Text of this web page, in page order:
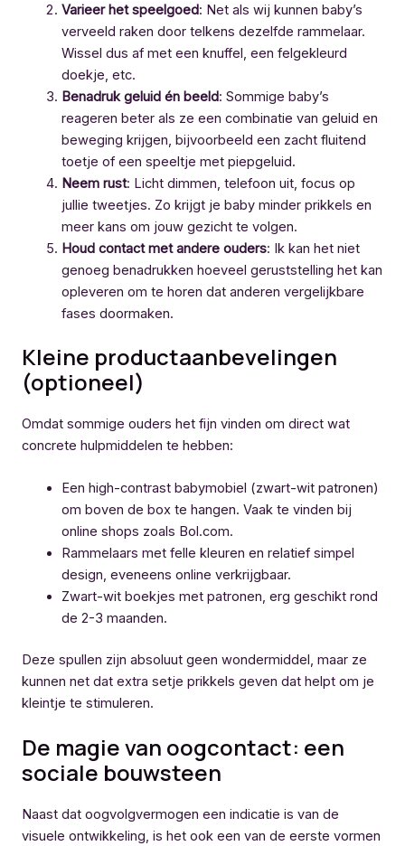
Varieer het speelgoed: Net als wij kunnen baby’s
verveeld raken door telkens dezelfde rammelaar.
Wissel dus af met een knuffel, een felgekleurd
doekje, etc.
Benadruk geluid én beeld: Sommige baby’s
reageren beter als ze een combinatie van geluid en
beweging krijgen, bijvoorbeeld een zacht fluitend
toetje of een speeltje met piepgeluid.
Neem rust: Licht dimmen, telefoon uit, focus op
jullie tweetjes. Zo krijgt je baby minder prikkels en
meer kans om jouw gezicht te volgen.
Houd contact met andere ouders: Ik kan het niet
genoeg benadrukken hoeveel geruststelling het kan
opleveren om te horen dat anderen vergelijkbare
fases doormaken.
Kleine productaanbevelingen
(optioneel)
Omdat sommige ouders het fijn vinden om direct wat
concrete hulpmiddelen te hebben:
Een high-contrast babymobiel (zwart-wit patronen)
om boven de box te hangen. Vaak te vinden bij
online shops zoals Bol.com.
Rammelaars met felle kleuren en relatief simpel
design, eveneens online verkrijgbaar.
Zwart-wit boekjes met patronen, erg geschikt rond
de 2-3 maanden.
Deze spullen zijn absoluut geen wondermiddel, maar ze
kunnen net dat extra setje prikkels geven dat helpt om je
kleintje te stimuleren.
De magie van oogcontact: een
sociale bouwsteen
Naast dat oogvolgvermogen een indicatie is van de
visuele ontwikkeling, is het ook een van de eerste vormen